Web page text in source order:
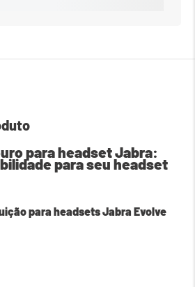
para headset Jabra:
para seu headset
para headsets Jabra Evolve